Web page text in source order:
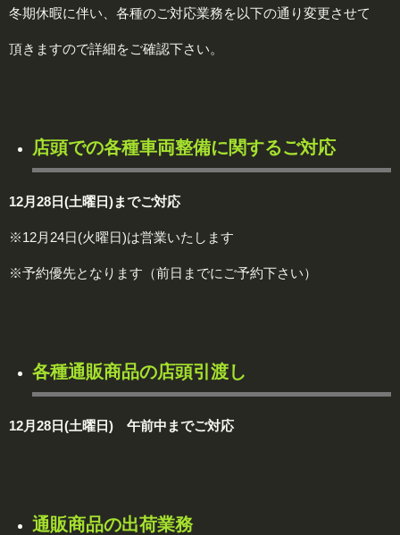
冬期休暇に伴い、各種のご対応業務を以下の通り変更させて
頂きますので詳細をご確認下さい。
店頭での各種車両整備に関するご対応
12月28日(土曜日)までご対応
※12月24日(火曜日)は営業いたします
※予約優先となります（前日までにご予約下さい）
各種通販商品の店頭引渡し
12月28日(土曜日) 午前中までご対応
通販商品の出荷業務